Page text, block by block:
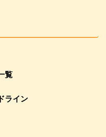
覧
ライン